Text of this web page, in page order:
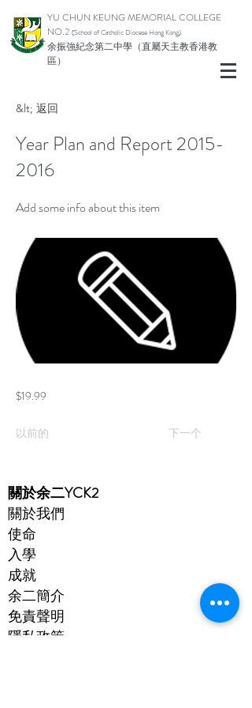
YU CHUN KEUNG MEMORIAL COLLEGE
NO.2 (School of Catholic Diocese Hong Kong)
余振強紀念第二中學（直屬天主教香港教
區）
&lt; 返回
Year Plan and Report2015-
2016
Add some info about this item
$19.99
以前的 下一个
​關於余二YCK2
關於我們
使命
入學
成就
余二簡介
免責聲明
隱私政策